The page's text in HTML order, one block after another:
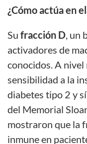
¿Cómo actúa en
Su fracción D, un
activadores de
conocidos. A
sensibilidad a la
diabetes tipo 2 y
del Memorial
mostraron que la
inmune en